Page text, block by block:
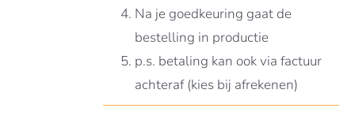
Na je goedkeuring gaat de
bestelling in productie
p.s. betaling kan ook via factuur
achteraf (kies bij afrekenen)